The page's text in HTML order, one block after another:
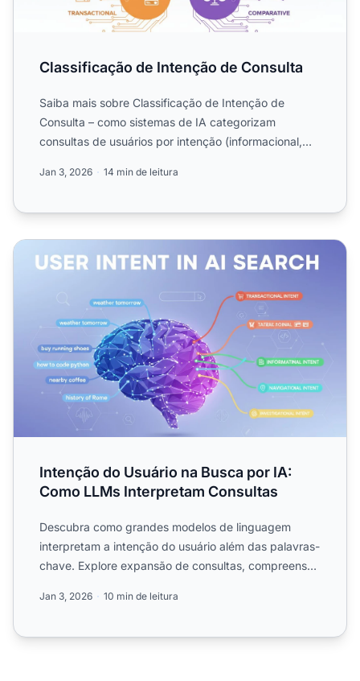
Classificação de Intenção de Consulta
Saiba mais sobre Classificação de Intenção de
Consulta – como sistemas de IA categorizam
consultas de usuários por intenção (informacional,
Jan 3, 2026 14 min de leitura
Intenção do Usuário na Busca por IA: Como LLMs
Intenção do Usuário na Busca por IA:
Como LLMs Interpretam Consultas
Descubra como grandes modelos de linguagem
interpretam a intenção do usuário além das palavras-
chave. Explore expansão de consultas, compreensão
Jan 3, 2026 10 min de leitura